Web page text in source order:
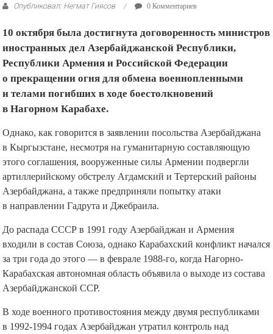
Опубликовал: Негмат Гиясов 0 Комментариев
10 октября была достигнута договоренность министров
иностранных дел Азербайджанской Республики,
Республики Армения и Российской Федерации
о прекращении огня для обмена военнопленными
и телами погибших в ходе боестолкновений
в Нагорном Карабахе.
Однако, как говорится в заявлении посольства Азербайджана
в Кыргызстане, несмотря на гуманитарную составляющую
этого соглашения, вооруженные силы Армении подвергли
артиллерийскому обстрелу Агдамский и Тертерский районы
Азербайджана, а также предприняли попытку атаки
в направлении Гадрута и Джебраила.
До распада СССР в 1991 году Азербайджан и Армения
входили в состав Союза, однако Карабахский конфликт начался
за три года до этого — в феврале 1988-го, когда Нагорно-
Карабахская автономная область объявила о выходе из состава
Азербайджанской ССР.
В ходе военного противостояния между двумя республиками
в 1992-1994 годах Азербайджан утратил контроль над